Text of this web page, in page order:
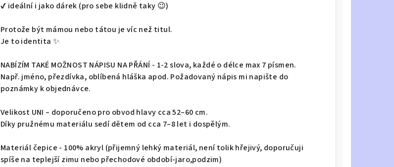
✔️ ideální i jako dárek (pro sebe klidně taky 😉)
Protože být mámou nebo tátou je víc než titul.
Je to identita ✨
NABÍZÍM TAKÉ MOŽNOST NÁPISU NA PŘÁNÍ - 1-2 slova, každé o délce max 7 písmen.
Např. jméno, přezdívka, oblíbená hláška apod. Požadovaný nápis mi napište do
poznámky k objednávce.
Velikost UNI – doporučeno pro obvod hlavy cca 52–60 cm.
Díky pružnému materiálu sedí dětem od cca 7–8 let i dospělým.
Materiál čepice - 100% akryl (přijemný lehký materiál, není tolik hřejivý, doporučuji
spíše na teplejší zimu nebo přechodové období-jaro,podzim)